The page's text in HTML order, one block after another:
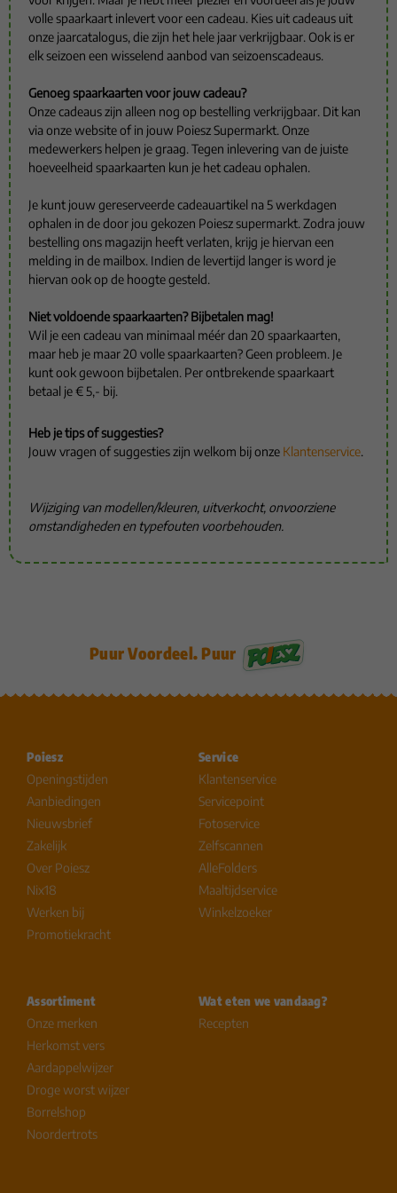
volle spaarkaart inlevert voor een cadeau. Kies uit cadeaus uit
onze jaarcatalogus, die zijn het hele jaar verkrijgbaar. Ook is er
elk seizoen een wisselend aanbod van seizoenscadeaus.
Genoeg spaarkaarten voor jouw cadeau?
Onze cadeaus zijn alleen nog op bestelling verkrijgbaar. Dit kan
via onze website of in jouw Poiesz Supermarkt. Onze
medewerkers helpen je graag. Tegen inlevering van de juiste
hoeveelheid spaarkaarten kun je het cadeau ophalen.
Je kunt jouw gereserveerde cadeauartikel na 5 werkdagen
ophalen in de door jou gekozen Poiesz supermarkt. Zodra jouw
bestelling ons magazijn heeft verlaten, krijg je hiervan een
melding in de mailbox. Indien de levertijd langer is word je
hiervan ook op de hoogte gesteld.
Niet voldoende spaarkaarten? Bijbetalen mag!
Wil je een cadeau van minimaal méér dan 20 spaarkaarten,
maar heb je maar 20 volle spaarkaarten? Geen probleem. Je
kunt ook gewoon bijbetalen. Per ontbrekende spaarkaart
betaal je € 5,- bij.
Heb je tips of suggesties?
Jouw vragen of suggesties zijn welkom bij onze Klantenservice.
Wijziging van modellen/kleuren, uitverkocht, onvoorziene
omstandigheden en typefouten voorbehouden.
Puur Voordeel. Puur
Poiesz
Openingstijden
Aanbiedingen
Nieuwsbrief
Zakelijk
Over Poiesz
Nix18
Werken bij
Promotiekracht
Service
Klantenservice
Servicepoint
Fotoservice
Zelfscannen
AlleFolders
Maaltijdservice
Winkelzoeker
Assortiment
Onze merken
Herkomst vers
Aardappelwijzer
Droge worst wijzer
Borrelshop
Noordertrots
Wat eten we vandaag?
Recepten